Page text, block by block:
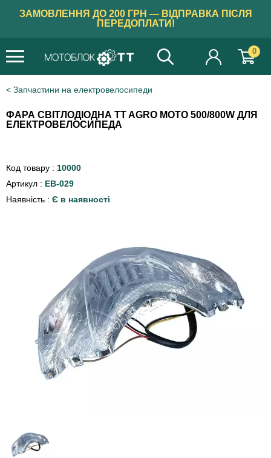
ЗАМОВЛЕННЯ ДО 200 ГРН — ВІДПРАВКА ПІСЛЯ
ПЕРЕДОПЛАТИ!
0
Запчастини на електровелосипеди
ФАРА СВІТЛОДІОДНА TT AGRO MOTO 500/800W ДЛЯ
ЕЛЕКТРОВЕЛОСИПЕДА
Код товару : 10000
Артикул : EB-029
Наявність : Є в наявності